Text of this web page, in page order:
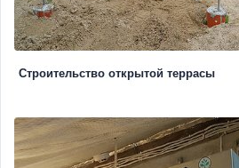
Строительство открытой террасы